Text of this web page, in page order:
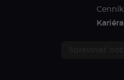
Cenník
Kariéra